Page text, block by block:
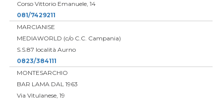
Corso Vittorio Emanuele, 14
081/7429211
MARCIANISE
MEDIAWORLD (c/o C.C. Campania)
S.S.87 località Aurno
0823/384111
MONTESARCHIO
BAR LAMA DAL 1963
Via Vitulanese, 19